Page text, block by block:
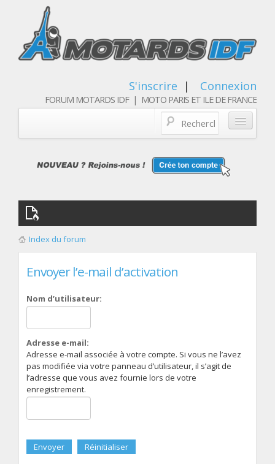
S'inscrire | Connexion
FORUM MOTARDS IDF | MOTO PARIS ET ILE DE FRANCE
Qui sommes nous
Les membres
Index du forum
Envoyer l’e-mail d’activation
Nom d’utilisateur:
Adresse e-mail:
Adresse e-mail associée à votre compte. Si vous ne l’avez
pas modifiée via votre panneau d’utilisateur, il s’agit de
l’adresse que vous avez fournie lors de votre
enregistrement.